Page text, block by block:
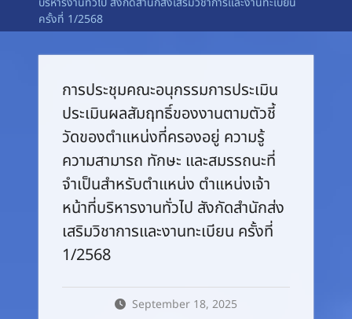
ครั้งที่ 1/2568
การประชุมคณะอนุกรรมการประเมิน
ประเมินผลสัมฤทธิ์ของงานตามตัวชี้
วัดของตำแหน่งที่ครองอยู่ ความรู้
ความสามารถ ทักษะ และสมรรถนะที่
จำเป็นสำหรับตำแหน่ง ตำแหน่งเจ้า
หน้าที่บริหารงานทั่วไป สังกัดสำนักส่ง
เสริมวิชาการและงานทะเบียน ครั้งที่
1/2568
September 18, 2025